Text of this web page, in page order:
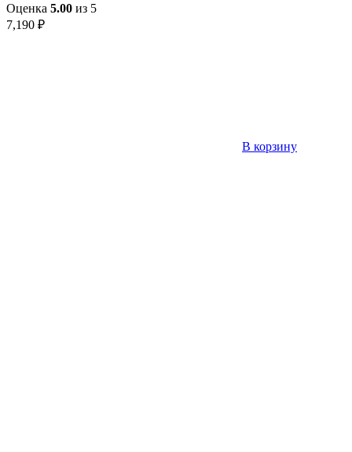
Оценка 5.00 из 5
7,190 ₽
В корзину